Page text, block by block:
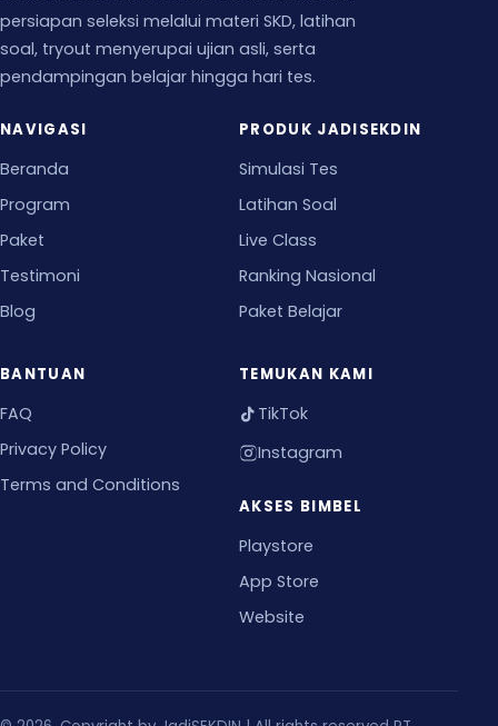
persiapan seleksi melalui materi SKD, latihan
soal, tryout menyerupai ujian asli, serta
pendampingan belajar hingga hari tes.
NAVIGASI
Beranda
Program
Paket
Testimoni
Blog
PRODUK JADISEKDIN
Simulasi Tes
Latihan Soal
Live Class
Ranking Nasional
Paket Belajar
BANTUAN
FAQ
Privacy Policy
Terms and Conditions
TEMUKAN KAMI
TikTok
Instagram
AKSES BIMBEL
Playstore
App Store
Website